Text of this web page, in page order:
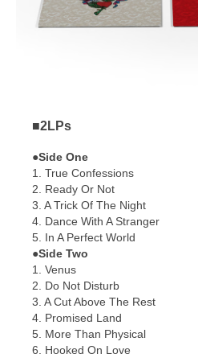
■2LPs
●Side One
1. True Confessions
2. Ready Or Not
3. A Trick Of The Night
4. Dance With A Stranger
5. In A Perfect World
●Side Two
1. Venus
2. Do Not Disturb
3. A Cut Above The Rest
4. Promised Land
5. More Than Physical
6. Hooked On Love